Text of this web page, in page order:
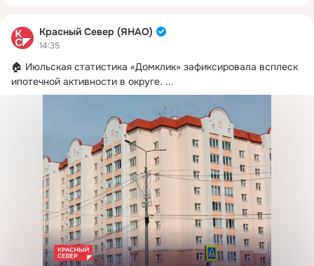
Красный Север (ЯНАО)
14:35
🏠 Июльская статистика «Домклик» зафиксировала всплеск
ипотечной активности в округе. ...